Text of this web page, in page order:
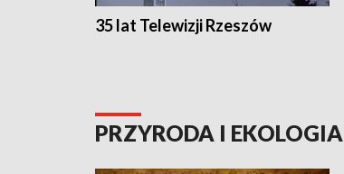
35 lat Telewizji Rzeszów
PRZYRODA I EKOLOGIA